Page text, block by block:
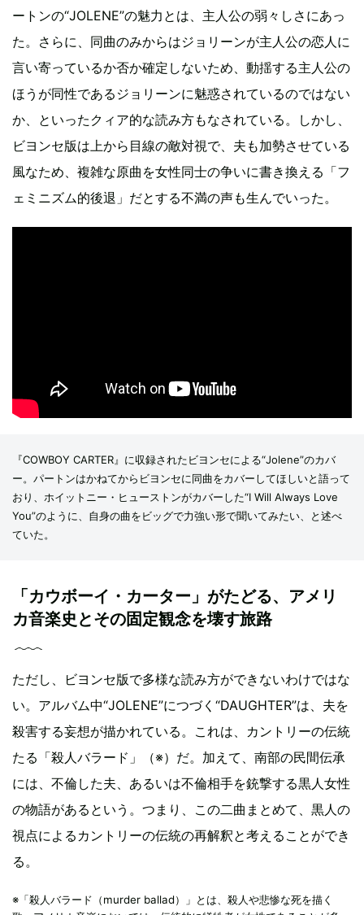
ートンの“JOLENE”の魅力とは、主人公の弱々しさにあっ
た。さらに、同曲のみからはジョリーンが主人公の恋人に
言い寄っているか否か確定しないため、動揺する主人公の
ほうが同性であるジョリーンに魅惑されているのではない
か、といったクィア的な読み方もなされている。しかし、
ビヨンセ版は上から目線の敵対視で、夫も加勢させている
風なため、複雑な原曲を女性同士の争いに書き換える「フ
ェミニズム的後退」だとする不満の声も生んでいった。
『COWBOY CARTER』に収録されたビヨンセによる“Jolene”のカバ
ー。パートンはかねてからビヨンセに同曲をカバーしてほしいと語って
おり、ホイットニー・ヒューストンがカバーした“I Will Always Love
You”のように、自身の曲をビッグで力強い形で聞いてみたい、と述べ
ていた。
「カウボーイ・カーター」がたどる、アメリ
カ音楽史とその固定観念を壊す旅路
ただし、ビヨンセ版で多様な読み方ができないわけではな
い。アルバム中“JOLENE”につづく“DAUGHTER”は、夫を
殺害する妄想が描かれている。これは、カントリーの伝統
たる「殺人バラード」（※）だ。加えて、南部の民間伝承
には、不倫した夫、あるいは不倫相手を銃撃する黒人女性
の物語があるという。つまり、この二曲まとめて、黒人の
視点によるカントリーの伝統の再解釈と考えることができ
る。
※「殺人バラード（murder ballad）」とは、殺人や悲惨な死を描く